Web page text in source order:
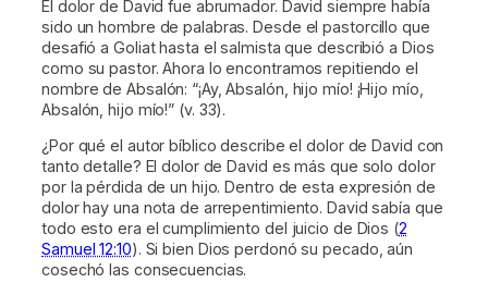
El dolor de David fue abrumador. David siempre había
sido un hombre de palabras. Desde el pastorcillo que
desafió a Goliat hasta el salmista que describió a Dios
como su pastor. Ahora lo encontramos repitiendo el
nombre de Absalón: “¡Ay, Absalón, hijo mío! ¡Hijo mío,
Absalón, hijo mío!” (v. 33).
¿Por qué el autor bíblico describe el dolor de David con
tanto detalle? El dolor de David es más que solo dolor
por la pérdida de un hijo. Dentro de esta expresión de
dolor hay una nota de arrepentimiento. David sabía que
todo esto era el cumplimiento del juicio de Dios (2
Samuel 12:10). Si bien Dios perdonó su pecado, aún
cosechó las consecuencias.